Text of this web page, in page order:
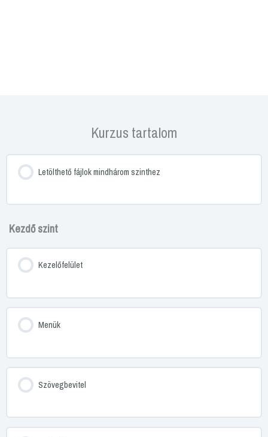
Kurzus tartalom
Letölthető fájlok mindhárom szinthez
Kezdő szint
Kezelőfelület
Menük
Szövegbevitel